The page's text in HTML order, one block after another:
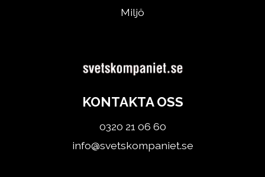
Miljö
KONTAKTA OSS
0320 21 06 60
info@svetskompaniet.se